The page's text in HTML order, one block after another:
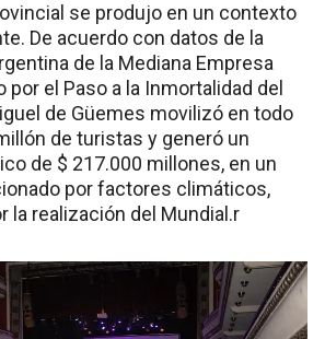
se produjo en un contexto
De acuerdo con datos de la
de la Mediana Empresa
por el Paso a la Inmortalidad del
de Güemes movilizó en todo
de turistas y generó un
de $ 217.000 millones, en un
por factores climáticos,
la realización del Mundial.r